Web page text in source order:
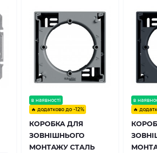
в наявності
🔥 додатково до -12%
КОРОБКА ДЛЯ
ЗОВНІШНЬОГО
МОНТАЖУ СТАЛЬ
в
🔥